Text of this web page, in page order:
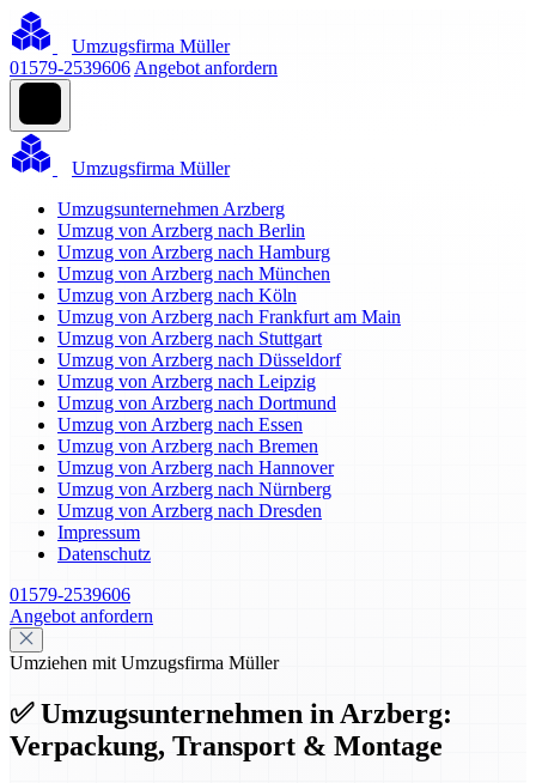
Umzugsfirma Müller
01579-2539606 Angebot anfordern
Umzugsfirma Müller
Umzugsunternehmen Arzberg
Umzug von Arzberg nach Berlin
Umzug von Arzberg nach Hamburg
Umzug von Arzberg nach München
Umzug von Arzberg nach Köln
Umzug von Arzberg nach Frankfurt am Main
Umzug von Arzberg nach Stuttgart
Umzug von Arzberg nach Düsseldorf
Umzug von Arzberg nach Leipzig
Umzug von Arzberg nach Dortmund
Umzug von Arzberg nach Essen
Umzug von Arzberg nach Bremen
Umzug von Arzberg nach Hannover
Umzug von Arzberg nach Nürnberg
Umzug von Arzberg nach Dresden
Impressum
Datenschutz
01579-2539606
Angebot anfordern
Umziehen mit Umzugsfirma Müller
✅ Umzugsunternehmen in Arzberg:
Verpackung, Transport & Montage